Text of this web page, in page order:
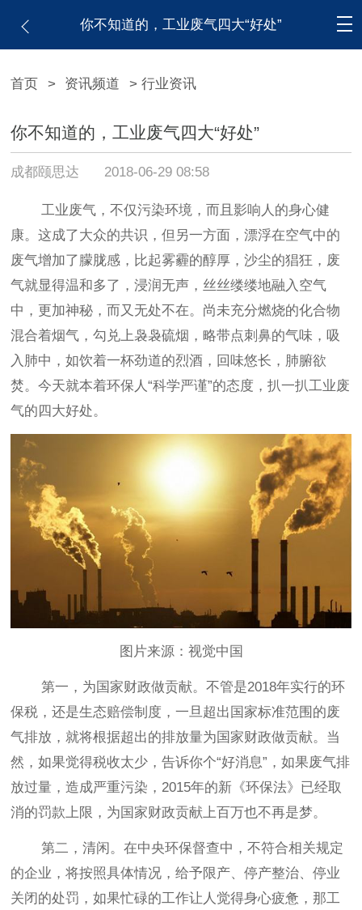
你不知道的，工业废气四大“好处”
首页 > 资讯频道 > 行业资讯
你不知道的，工业废气四大“好处”
成都颐思达 2018-06-29 08:58
工业废气，不仅污染环境，而且 影响人的身心健
康。这成了大众的共识，但另一方面，漂浮在空气中的
废气增加了朦胧感，比起雾霾的醇厚，沙尘的猖狂，废
气就显得温和多了，浸润无声，丝丝缕缕地融入空气
中，更加神秘，而又无处不在。尚未充分燃烧的化合物
混合着烟气，勾兑上袅袅硫烟，略带点刺鼻的气味，吸
入肺中，如饮着一杯劲道的烈酒，回味悠长，肺腑欲
焚。今天就本着环保人“科学严谨”的态度，扒一扒工业废
气的四大好处。
图片来源： 视觉中国
第一 ， 为国家财政做贡献。 不管是2018年实行的环
保税，还是生态赔偿制度，一旦超出国家标准范围的废
气排放，就将根据超出的排放量为国家财政做贡献。当
然，如果觉得税收太少，告诉你个“好消息”，如果废气排
放过量，造成严重污染，2015年的新《环保法》已经取
消的罚款上限，为国家财政贡献上百万也不再是梦。
第二，清闲。在中央环保督查中，不符合相关规定
的企业，将按照具体情况，给予限产、停产整治、停业
关闭的处罚，如果忙碌的工作让人觉得身心疲惫，那工